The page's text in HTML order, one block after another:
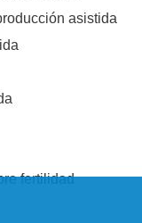
asistida
fertilidad